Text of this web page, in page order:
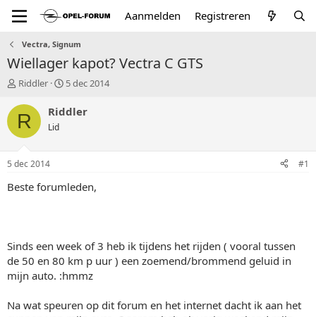
Aanmelden Registreren
Vectra, Signum
Wiellager kapot? Vectra C GTS
T
p
t
a
r
Riddler
S
a
u
5 dec 2014
R Riddler
Lid
5 dec 2014 #1
Beste forumleden,
Sinds een week of 3 heb ik tijdens het rijden ( vooral tussen
de 50 en 80 km p uur ) een zoemend/brommend geluid in
mijn auto. :hmmz
Na wat speuren op dit forum en het internet dacht ik aan het